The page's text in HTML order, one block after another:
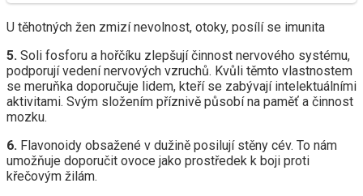
U těhotných žen zmizí nevolnost, otoky, posílí se imunita
5. Soli fosforu a hořčíku zlepšují činnost nervového systému,
podporují vedení nervových vzruchů. Kvůli těmto vlastnostem
se meruňka doporučuje lidem, kteří se zabývají intelektuálními
aktivitami. Svým složením příznivě působí na paměť a činnost
mozku.
6. Flavonoidy obsažené v dužině posilují stěny cév. To nám
umožňuje doporučit ovoce jako prostředek k boji proti
křečovým žilám.